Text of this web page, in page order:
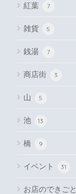
紅葉 7
雑貨 5
銭湯 7
商店街 3
山 5
池 13
橋 9
イベント 31
お店のできごと